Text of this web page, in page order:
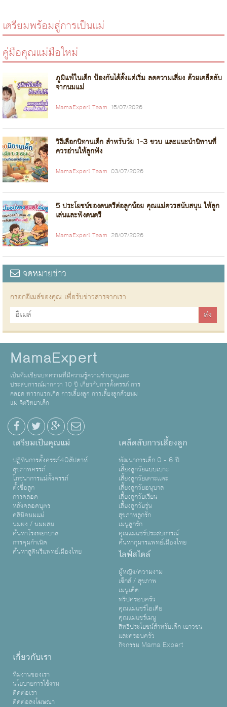
เตรียมพร้อมสู่การเป็นแม่
คู่มือคุณแม่มือใหม่
ภูมิแพ้ในเด็ก ป้องกันได้ตั้งแต่เริ่ม ลดความเสี่ยง ด้วยเคล็ดลับ
จากนมแม่
MamaExpert Team 15/07/2026
วิธีเลือกนิทานเด็ก สำหรับวัย 1-3 ขวบ และแนะนำนิทานที่
ควรอ่านให้ลูกฟัง
MamaExpert Team 03/07/2026
5 ประโยชน์ของดนตรีต่อลูกน้อย คุณแม่ควรสนับสนุน ให้ลูก
เล่นและฟังดนตรี
MamaExpert Team 28/07/2026
จดหมายข่าว
กรอกอีเมล์ของคุณ เพื่อรับข่าวสารจากเรา
MamaExpert
เป็นทีมเขียนบทความที่มีความรู้ความชำนาญและ
ประสบการณ์มากกว่า 10 ปี เกี่ยวกับการตั้งครรภ์ การ
คลอด ทารกแรกเกิด การเลี้ยงลูก การเลี้ยงลูกด้วยนม
แม่ จิตวิทยาเด็ก
เตรียมเป็นคุณแม่
ปฏิทินการตั้งครรภ์40สัปดาห์
สุขภาพครรภ์
โภชนาการแม่ตั้งครรภ์
ตั้งชื่อลูก
การคลอด
หลังคลอดบุตร
คลินิคนมแม่
นมผง / นมผสม
ค้นหาโรงพยาบาล
การคุมกำเนิด
ค้นหาสูตินรีแพทย์เมืองไทย
เคล็ดลับการเลี้ยงลูก
พัฒนาการเด็ก 0 - 6 ปี
เลี้ยงลูกวัยแบบเบาะ
เลี้ยงลูกวัยเตาะเเตะ
เลี้ยงลูกวัยอนุบาล
เลี้ยงลูกวัยเรียน
เลี้ยงลูกวัยรุ่น
สุขภาพลูกรัก
เมนูลูกรัก
คุณแม่แชร์ประสบการณ์
ค้นหากุมารแพทย์เมืองไทย
ไลฟ์สไตล์
ผู้หญิง/ความงาม
เซ็กส์ / สุขภาพ
เมนูเด็ด
ทริปครอบครัว
คุณแม่แชร์ไอเดีย
คุณแม่แชร์เมนู
สิทธิประโยชน์สำหรับเด็ก เยาวชน
และครอบครัว
กิจกรรม Mama Expert
เกี่ยวกับเรา
ทีมงานของเรา
นโยบายการใช้งาน
ติดต่อเรา
ติดต่อลงโฆษณา